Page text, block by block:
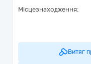
Місцезнаходження:
Витяг